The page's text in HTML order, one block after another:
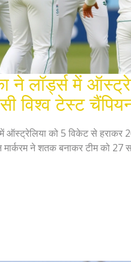
ने लॉर्ड्स में
विश्व टेस्ट
में ऑस्ट्रेलिया को 5 विकेट से हराकर
मार्करम ने शतक बनाकर टीम को